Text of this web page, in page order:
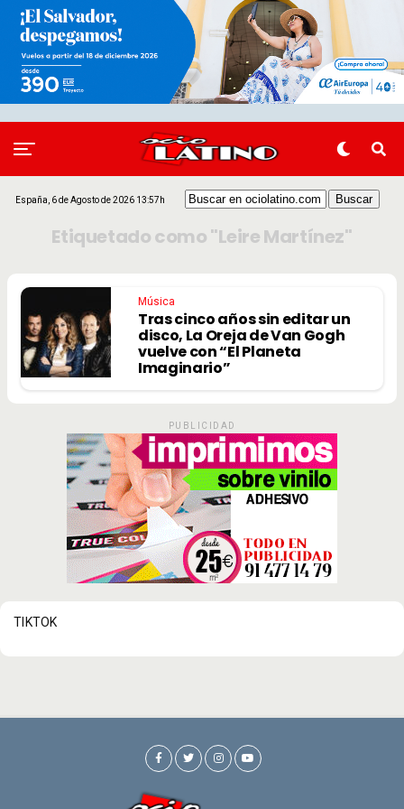
España, 6 de Agosto de 2026 13:57h
Etiquetado como "Leire Martínez"
Música
Tras cinco años sin editar un
disco, La Oreja de Van Gogh
vuelve con “El Planeta
Imaginario”
PUBLICIDAD
TIKTOK